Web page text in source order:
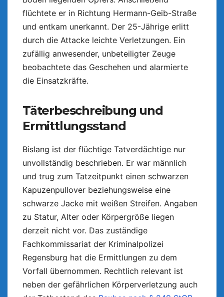
flüchtete er in Richtung Hermann-Geib-Straße
und entkam unerkannt. Der 25-Jährige erlitt
durch die Attacke leichte Verletzungen. Ein
zufällig anwesender, unbeteiligter Zeuge
beobachtete das Geschehen und alarmierte
die Einsatzkräfte.
Täterbeschreibung und
Ermittlungsstand
Bislang ist der flüchtige Tatverdächtige nur
unvollständig beschrieben. Er war männlich
und trug zum Tatzeitpunkt einen schwarzen
Kapuzenpullover beziehungsweise eine
schwarze Jacke mit weißen Streifen. Angaben
zu Statur, Alter oder Körpergröße liegen
derzeit nicht vor. Das zuständige
Fachkommissariat der Kriminalpolizei
Regensburg hat die Ermittlungen zu dem
Vorfall übernommen. Rechtlich relevant ist
neben der gefährlichen Körperverletzung auch